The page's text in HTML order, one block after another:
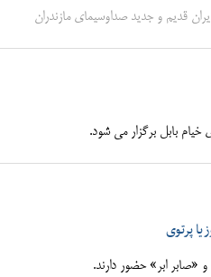
قدیم و جدید صداوسیمای مازندران
خیام بابل برگزار می شود.
پرتوی
و «صابر ابر» حضور دارند.